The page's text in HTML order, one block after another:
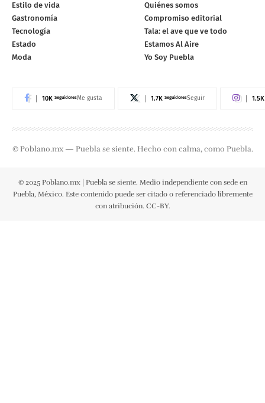
Estilo de vida
Gastronomía
Tecnología
Estado
Moda
Quiénes somos
Compromiso editorial
Tala: el ave que ve todo
Estamos Al Aire
Yo Soy Puebla
10K SeguidoresMe gusta 1.7K SeguidoresSeguir 1.5K
© Poblano.mx — Puebla se siente. Hecho con calma, como Puebla.
© 2025 Poblano.mx | Puebla se siente. Medio independiente con sede en
Puebla, México. Este contenido puede ser citado o referenciado libremente
con atribución. CC-BY.